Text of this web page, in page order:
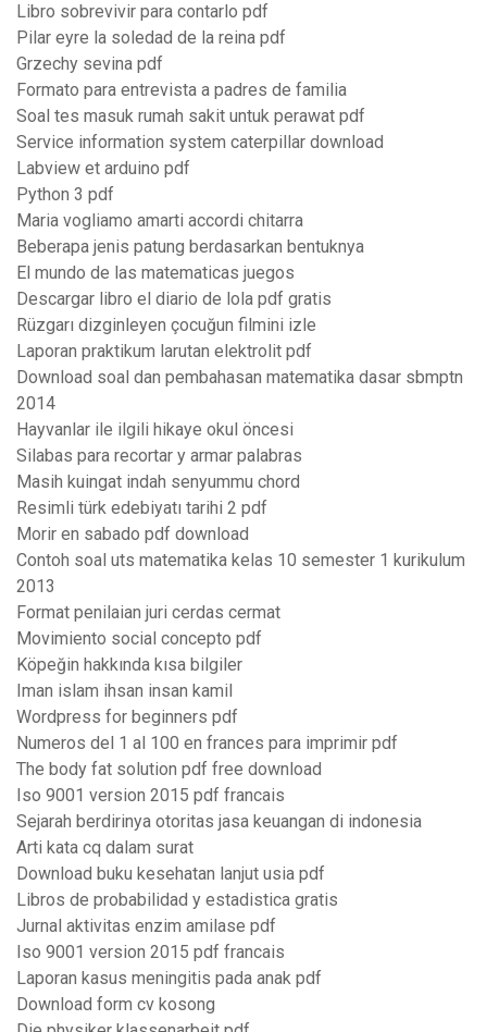
Libro sobrevivir para contarlo pdf
Pilar eyre la soledad de la reina pdf
Grzechy sevina pdf
Formato para entrevista a padres de familia
Soal tes masuk rumah sakit untuk perawat pdf
Service information system caterpillar download
Labview et arduino pdf
Python 3 pdf
Maria vogliamo amarti accordi chitarra
Beberapa jenis patung berdasarkan bentuknya
El mundo de las matematicas juegos
Descargar libro el diario de lola pdf gratis
Rüzgarı dizginleyen çocuğun filmini izle
Laporan praktikum larutan elektrolit pdf
Download soal dan pembahasan matematika dasar sbmptn
2014
Hayvanlar ile ilgili hikaye okul öncesi
Silabas para recortar y armar palabras
Masih kuingat indah senyummu chord
Resimli türk edebiyatı tarihi 2 pdf
Morir en sabado pdf download
Contoh soal uts matematika kelas 10 semester 1 kurikulum
2013
Format penilaian juri cerdas cermat
Movimiento social concepto pdf
Köpeğin hakkında kısa bilgiler
Iman islam ihsan insan kamil
Wordpress for beginners pdf
Numeros del 1 al 100 en frances para imprimir pdf
The body fat solution pdf free download
Iso 9001 version 2015 pdf francais
Sejarah berdirinya otoritas jasa keuangan di indonesia
Arti kata cq dalam surat
Download buku kesehatan lanjut usia pdf
Libros de probabilidad y estadistica gratis
Jurnal aktivitas enzim amilase pdf
Iso 9001 version 2015 pdf francais
Laporan kasus meningitis pada anak pdf
Download form cv kosong